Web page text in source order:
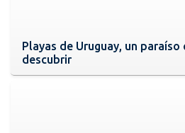
Playas de Uruguay, un
descubrir